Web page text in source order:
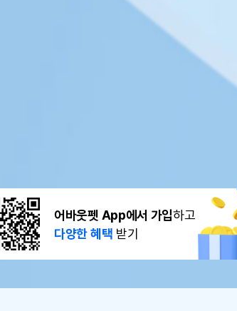
어바웃펫 App에서 가입하고
다양한 혜택 받기